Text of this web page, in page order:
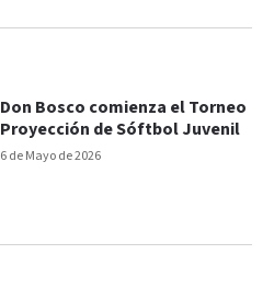
6 de Mayo de 2026
Don Bosco comienza el Torneo
Proyección de Sóftbol Juvenil